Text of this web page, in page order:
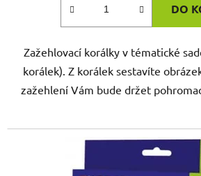
DO
Zažehlovací korálky v tématické
korálek). Z korálek sestavíte
zažehlení Vám bude držet